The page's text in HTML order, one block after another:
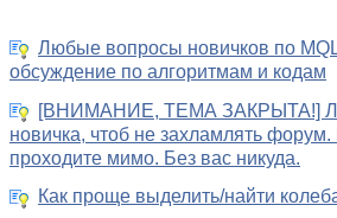
Любые вопросы новичков по
обсуждение по алгоритмам и кодам
[ВНИМАНИЕ, ТЕМА ЗАКРЫТА!]
новичка, чтоб не захламлять
проходите мимо. Без вас никуда.
Как проще выделить/найти